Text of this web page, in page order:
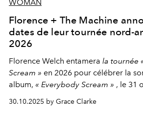
WOMAN
Florence + The Machine
dates de leur tournée nord-
2026
Florence Welch entamera la tournée
Scream » en 2026 pour célébrer la
album, « Everybody Scream » , le 31
30.10.2025 by Grace Clarke